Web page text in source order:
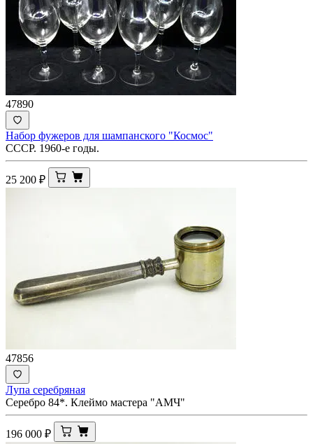
47890
Набор фужеров для шампанского "Космос"
СССР. 1960-е годы.
25 200 ₽
47856
Лупа серебряная
Серебро 84*. Клеймо мастера "АМЧ"
196 000 ₽